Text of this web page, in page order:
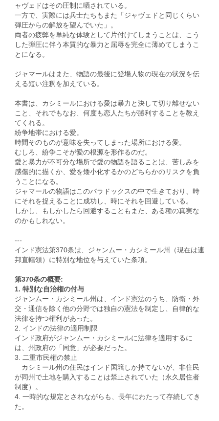
ャヴェドはその圧制に晒されている。
一方で、実際には兵士たちもまた「ジャヴェドと同じくらい
弾圧からの解放を望んでいた」。
両者の疲弊を単純な体験として片付けてしまうことは、こう
した弾圧に伴う本質的な暴力と屈辱を完全に薄めてしまうこ
とになる。
ジャマールはまた、物語の最後に登場人物の現在の状況を伝
える短い注釈を加えている。
本書は、カシミールにおける愛は暴力と決して切り離せない
こと、それでもなお、何度も恋人たちが勝利することを教え
てくれる。
紛争地帯における愛。
時間そのものが意味を失ってしまった場所における愛。
むしろ、紛争こそが愛の根源を形作るのだ。
愛と暴力が不可分な場所で愛の物語を語ることは、苦しみを
感傷的に描くか、愛を矮小化するかのどちらかのリスクを負
うことになる。
ジャマールの物語はこのパラドックスの中で生きており、時
にそれを捉えることに成功し、時にそれを回避している。
しかし、もしかしたら回避することもまた、ある種の真実な
のかもしれない。
---
インド憲法第370条は、ジャンムー・カシミール州（現在は連
邦直轄領）に特別な地位を与えていた条項。
第370条の概要:
1. 特別な自治権の付与
ジャンムー・カシミール州は、インド憲法のうち、防衛・外
交・通信を除く他の分野では独自の憲法を制定し、自律的な
法律を持つ権利があった。
2. インドの法律の適用制限
インド政府がジャンムー・カシミールに法律を適用するに
は、州政府の「同意」が必要だった。
3. 二重市民権の禁止
カシミール州の住民はインド国籍しか持てないが、非住民
が同州で土地を購入することは禁止されていた（永久居住者
制度）。
4. 一時的な規定とされながらも、長年にわたって存続してき
た。